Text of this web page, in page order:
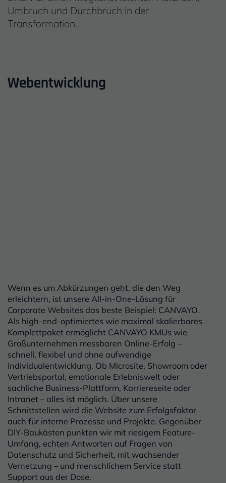
Umbruch und Durchbruch in der
Transformation.
Einleitung
Webentwicklung
Wenn es um Abkürzungen geht, die den Weg
erleichtern, ist unsere All-in-One-Lösung für
Corporate Websites das beste Beispiel: CANVAYO.
Als high-end-optimiertes wie maximal skalierbares
Komplettpaket ermöglicht CANVAYO KMUs wie
Großunternehmen messbaren Online-Erfolg –
schnell, flexibel und ohne aufwendige
Individualentwicklung. Ob Microsite, Showroom oder
Vertriebsportal, emotionale Erlebniswelt oder
sachliche Business-Plattform, Karriereseite oder
Intranet – alles ist möglich. Über unsere
Schnittstellen wird die Website zum Erfolgsfaktor
auch für interne Prozesse und Projekte. Gegenüber
DIY-Baukästen punkten wir mit riesigem Feature-
Umfang, echten Antworten auf Fragen von
Datenschutz und Sicherheit, mit wachsender
Vernetzung – und menschlichem Service statt
Support aus der Dose.